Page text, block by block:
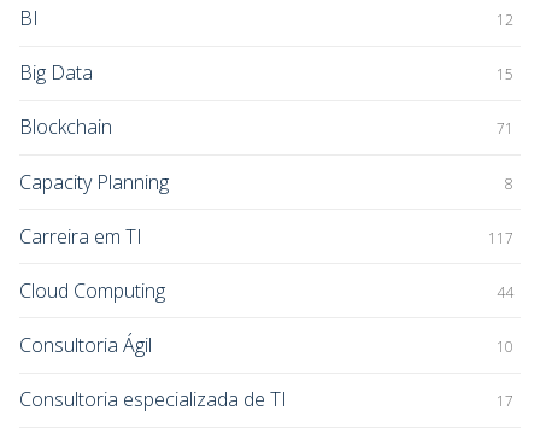
BI 12
Big Data 15
Blockchain 71
Capacity Planning 8
Carreira em TI 117
Cloud Computing 44
Consultoria Ágil 10
Consultoria especializada de TI 17